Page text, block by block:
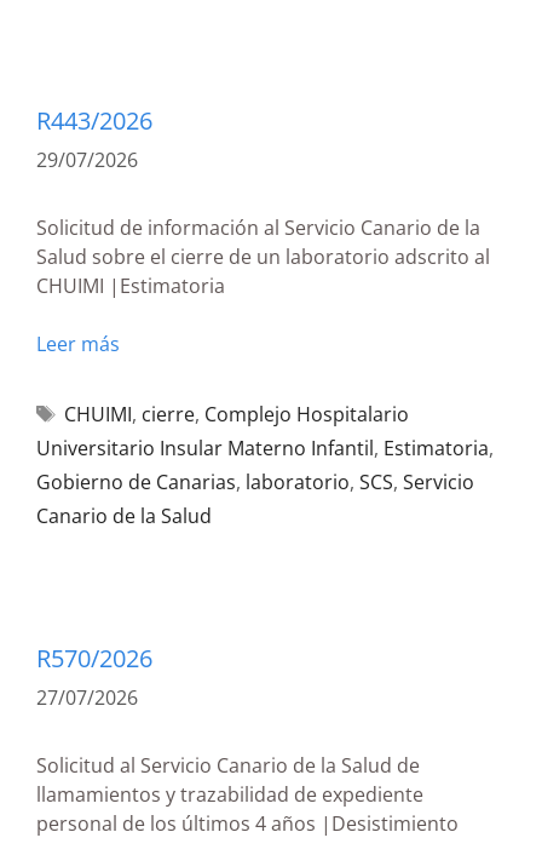
R443/2026
29/07/2026
Solicitud de información al Servicio Canario de la
Salud sobre el cierre de un laboratorio adscrito al
CHUIMI |Estimatoria
Leer más
CHUIMI, cierre, Complejo Hospitalario
Universitario Insular Materno Infantil, Estimatoria,
Gobierno de Canarias, laboratorio, SCS, Servicio
Canario de la Salud
R570/2026
27/07/2026
Solicitud al Servicio Canario de la Salud de
llamamientos y trazabilidad de expediente
personal de los últimos 4 años |Desistimiento